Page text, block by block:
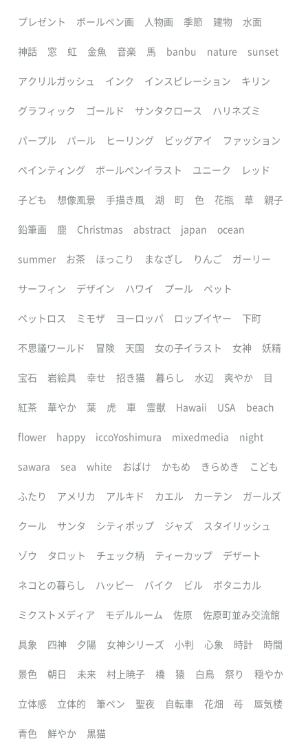
プレゼント ボールペン画 人物画 季節 建物 水面
神話 窓 虹 金魚 音楽 馬 banbu nature sunset
アクリルガッシュ インク インスピレーション キリン
グラフィック ゴールド サンタクロース ハリネズミ
パープル パール ヒーリング ビッグアイ ファッション
ペインティング ボールペンイラスト ユニーク レッド
子ども 想像風景 手描き風 湖 町 色 花瓶 草 親子
鉛筆画 鹿 Christmas abstract japan ocean
summer お茶 ほっこり まなざし りんご ガーリー
サーフィン デザイン ハワイ プール ペット
ペットロス ミモザ ヨーロッパ ロップイヤー 下町
不思議ワールド 冒険 天国 女の子イラスト 女神 妖精
宝石 岩絵具 幸せ 招き猫 暮らし 水辺 爽やか 目
紅茶 華やか 葉 虎 車 霊獣 Hawaii USA beach
flower happy iccoYoshimura mixedmedia night
sawara sea white おばけ かもめ きらめき こども
ふたり アメリカ アルキド カエル カーテン ガールズ
クール サンタ シティポップ ジャズ スタイリッシュ
ゾウ タロット チェック柄 ティーカップ デザート
ネコとの暮らし ハッピー バイク ビル ボタニカル
ミクストメディア モデルルーム 佐原 佐原町並み交流館
具象 四神 夕陽 女神シリーズ 小判 心象 時計 時間
景色 朝日 未来 村上暁子 橋 猿 白鳥 祭り 穏やか
立体感 立体的 筆ペン 聖夜 自転車 花畑 苺 蜃気楼
青色 鮮やか 黒猫